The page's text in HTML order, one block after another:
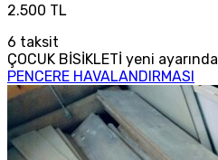
2.500 TL
6 taksit
ÇOCUK BİSİKLETİ yeni ayarında
PENCERE HAVALANDIRMASI